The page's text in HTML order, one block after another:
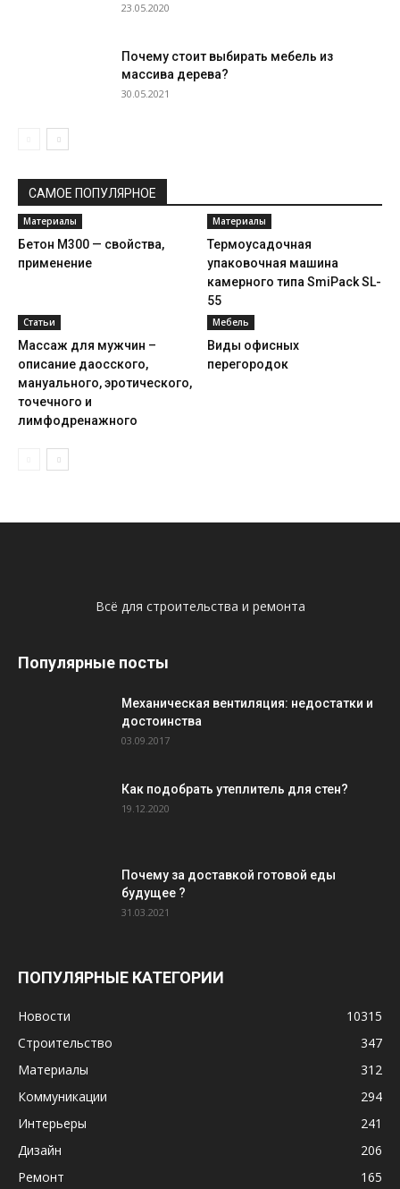
23.05.2020
Почему стоит выбирать мебель из
массива дерева?
30.05.2021
САМОЕ ПОПУЛЯРНОЕ
Материалы
Бетон М300 — свойства,
применение
Материалы
Термоусадочная
упаковочная машина
камерного типа SmiPack SL-
55
Статьи
Массаж для мужчин –
описание даосского,
мануального, эротического,
точечного и
лимфодренажного
Мебель
Виды офисных
перегородок
Всё для строительства и ремонта
Популярные посты
Механическая вентиляция: недостатки и
достоинства
03.09.2017
Как подобрать утеплитель для стен?
19.12.2020
Почему за доставкой готовой еды
будущее ?
31.03.2021
ПОПУЛЯРНЫЕ КАТЕГОРИИ
Новости
10315
Строительство
347
Материалы
312
Коммуникации
294
Интерьеры
241
Дизайн
206
Ремонт
165